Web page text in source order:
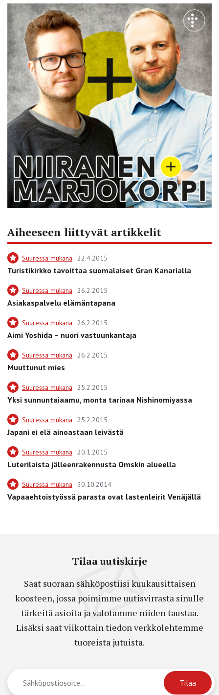
Aiheeseen liittyvät artikkelit
Suuressa mukana 22.4.2015
Turistikirkko tavoittaa suomalaiset Gran Kanarialla
Suuressa mukana 26.2.2015
Asiakaspalvelu elämäntapana
Suuressa mukana 26.2.2015
Aimi Yoshida – nuori vastuunkantaja
Suuressa mukana 26.2.2015
Muuttunut mies
Suuressa mukana 25.2.2015
Yksi sunnuntaiaamu, monta tarinaa Nishinomiyassa
Suuressa mukana 25.2.2015
Japani ei elä ainoastaan leivästä
Suuressa mukana 20.1.2015
Luterilaista jälleenrakennusta Omskin alueella
Suuressa mukana 30.10.2014
Vapaaehtoistyössä parasta ovat lastenleirit Venäjällä
Tilaa uutiskirje
Saat suoraan sähköpostiisi kuukausittaisen
koosteen, jossa poimimme uutisvirrasta sinulle
tärkeitä asioita ja valotamme niiden taustaa.
Lisäksi saat viikottain tiedon verkkolehtemme
tuoreista jutuista.